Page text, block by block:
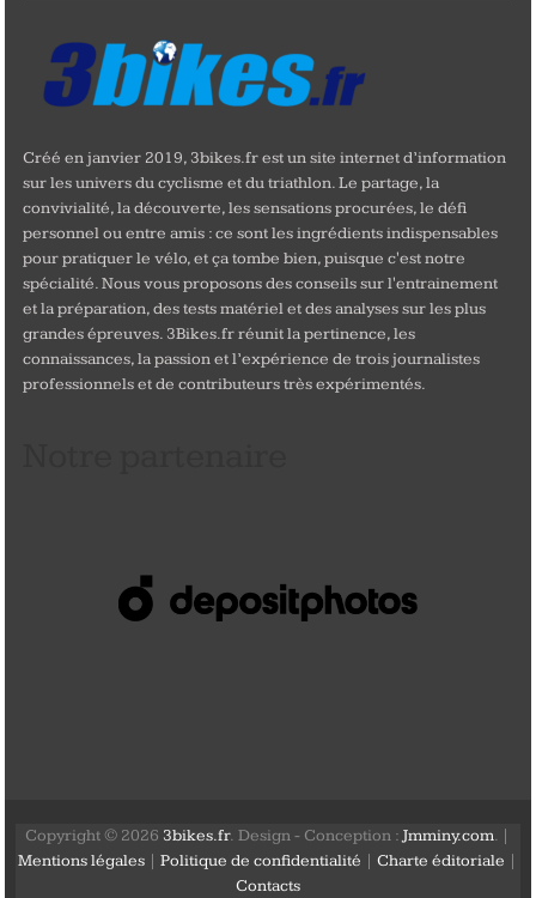
Créé en janvier 2019, 3bikes.fr est un site internet d’information
sur les univers du cyclisme et du triathlon. Le partage, la
convivialité, la découverte, les sensations procurées, le défi
personnel ou entre amis : ce sont les ingrédients indispensables
pour pratiquer le vélo, et ça tombe bien, puisque c'est notre
spécialité. Nous vous proposons des conseils sur l'entrainement
et la préparation, des tests matériel et des analyses sur les plus
grandes épreuves. 3Bikes.fr réunit la pertinence, les
connaissances, la passion et l’expérience de trois journalistes
professionnels et de contributeurs très expérimentés.
Copyright © 2026 3bikes.fr. Design - Conception :Jmminy.com. |
Mentions légales |Politique de confidentialité |Charte éditoriale
Contacts